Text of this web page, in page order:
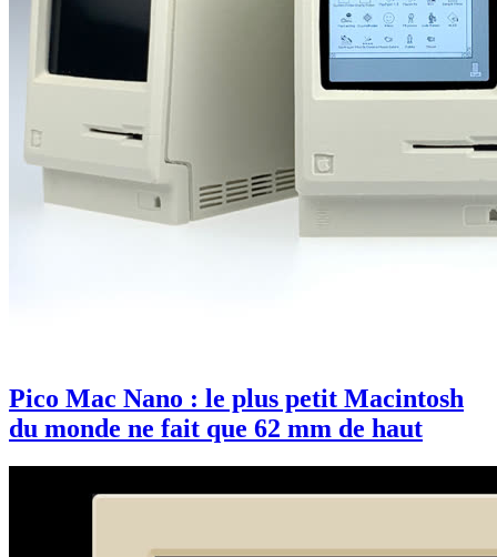
Pico Mac Nano : le plus petit Macintosh
du monde ne fait que 62 mm de haut